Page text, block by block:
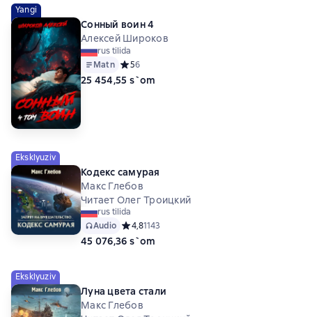
Yangi
Сонный воин 4
Алексей Широков
rus tilida
Matn Средний рейтинг 5 на основе 6 оценок
56
25 454,55 s`om
Eksklyuziv
Кодекс самурая
Макс Глебов
Читает Олег Троицкий
rus tilida
Audio Средний рейтинг 4,8 на основе 1143 оценок
4,81143
45 076,36 s`om
Eksklyuziv
Луна цвета стали
Макс Глебов